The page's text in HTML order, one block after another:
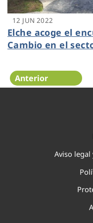
12 JUN 2022
Elche acoge el
Cambio en el
Anterior
Aviso